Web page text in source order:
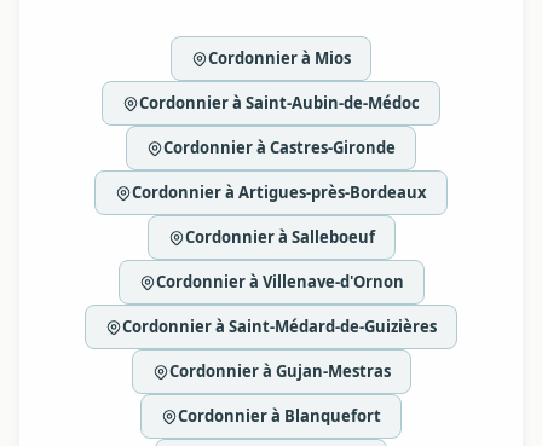
Cordonnier à Mios
Cordonnier à Saint-Aubin-de-Médoc
Cordonnier à Castres-Gironde
Cordonnier à Artigues-près-Bordeaux
Cordonnier à Salleboeuf
Cordonnier à Villenave-d'Ornon
Cordonnier à Saint-Médard-de-Guizières
Cordonnier à Gujan-Mestras
Cordonnier à Blanquefort